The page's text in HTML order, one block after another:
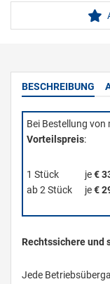
BESCHREIBUNG
Bei Bestellung von
Vorteilspreis:
1 Stück je€
ab 2 Stück
je€
Rechtssichere und
Jede